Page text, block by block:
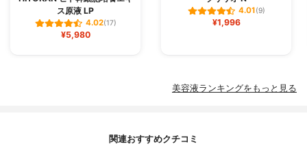
ス原液 LP
4.02(17)
¥5,980
4.01(9)
¥1,996
美容液ランキングをもっと見る
関連おすすめクチコミ